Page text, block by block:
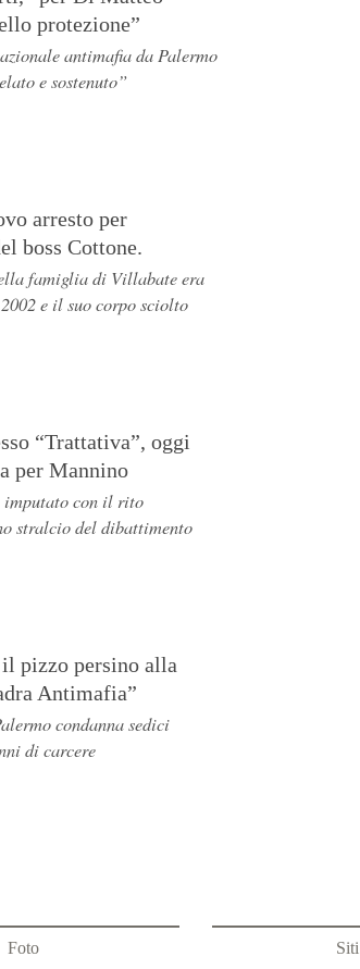
protezione”
antimafia da Palermo
e sostenuto”
arresto per
boss Cottone.
famiglia di Villabate era
e il suo corpo sciolto
“Trattativa”, oggi
per Mannino
imputato con il rito
stralcio del dibattimento
pizzo persino alla
Antimafia”
condanna sedici
di carcere
Foto